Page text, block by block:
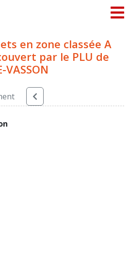
en zone classée A
par le PLU de
VASSON